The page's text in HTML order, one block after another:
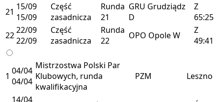
21 15/09
15/09
Część
zasadnicza
Runda
21
GRU Grudziądz
D
Z
65:25
2222/09
22/09
Część
zasadnicza
Runda
22
OPO OpoleW
Z
49:41
1 04/04
04/04
Mistrzostwa Polski Par
Klubowych, runda
kwalifikacyjna
PZM Leszno
14/04